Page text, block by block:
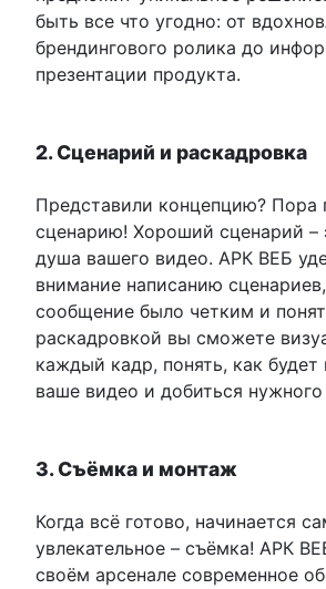
быть все что угодно: от
брендингового ролика до
презентации продукта.
2. Сценарий и раскадровка
Представили концепцию? Пора
сценарию! Хороший сценарий –
душа вашего видео. АРК ВЕБ
внимание написанию
сообщение было четким и
раскадровкой вы сможете
каждый кадр, понять, как будет
ваше видео и добиться нужного
3. Съёмка и монтаж
Когда всё готово, начинается
увлекательное – съёмка! АРК
своём арсенале современное